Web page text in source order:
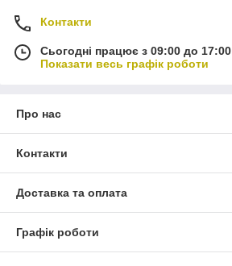
Контакти
Сьогодні працює з 09:00 до 17:00
Показати весь графік роботи
Про нас
Контакти
Доставка та оплата
Графік роботи